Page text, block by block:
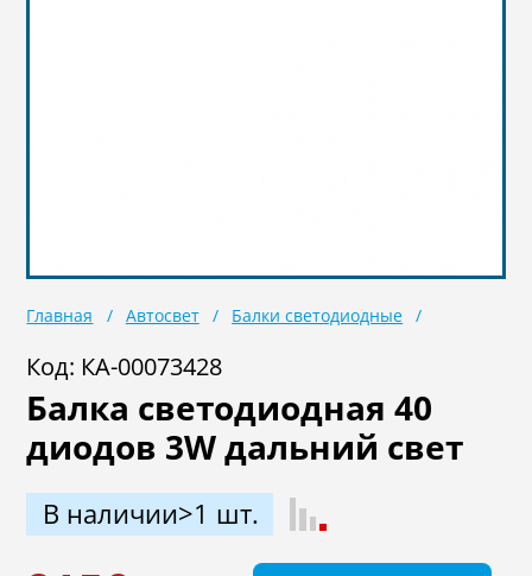
Главная Автосвет Балки светодиодные
Код: КА-00073428
Балка светодиодная 40
диодов 3W дальний свет
В наличии>1 шт.